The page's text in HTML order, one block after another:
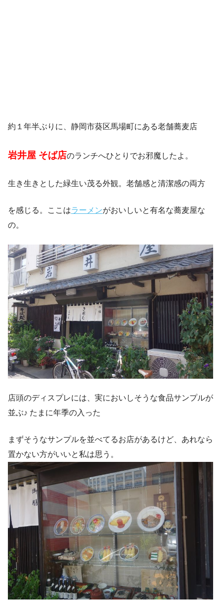
約１年半ぶりに、静岡市葵区馬場町にある老舗蕎麦店
岩井屋 そば店のランチへひとりでお邪魔したよ。
生き生きとした緑生い茂る外観。老舗感と清潔感の両方
を感じる。ここはラーメンがおいしいと有名な蕎麦屋な
の。
店頭のディスプレには、実においしそうな食品サンプルが
並ぶ♪ たまに年季の入った
まずそうなサンプルを並べてるお店があるけど、あれなら
置かない方がいいと私は思う。